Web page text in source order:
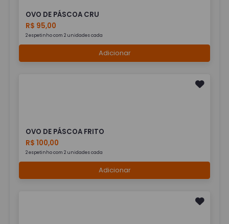
OVO DE PÁSCOA CRU
R$ 95,00
2 espetinho com 2 unidades cada
Adicionar
OVO DE PÁSCOA FRITO
R$ 100,00
2 espetinho com 2 unidades cada
Adicionar